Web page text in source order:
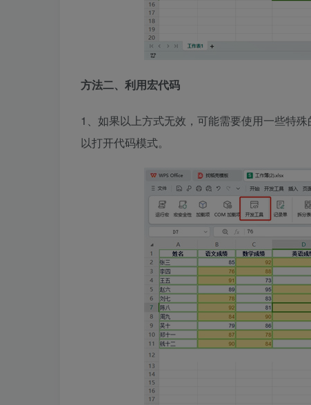
方法二、 利用宏代码
1、如果以上方式无效，可能需要使用一些特
以打开代码模式。